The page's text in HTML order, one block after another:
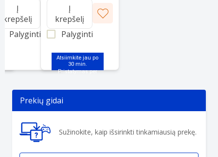
Į
krepšelį
Palyginti
Atsiimkite jau po
30 min.
Į
krepšelį
Palyginti
Prekių gidai
Sužinokite, kaip išsirinkti tinkamiausią prekę.